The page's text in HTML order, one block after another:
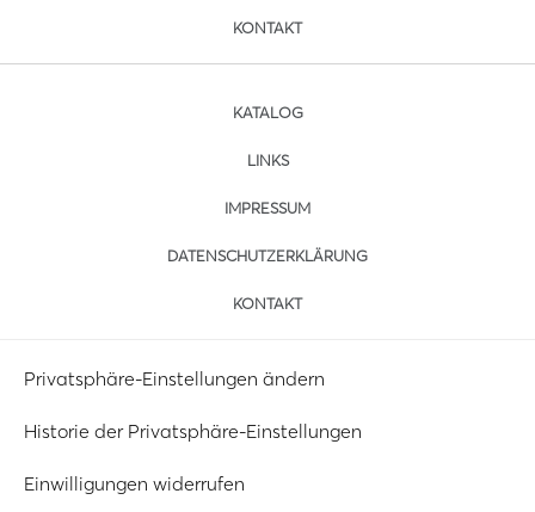
KONTAKT
KATALOG
LINKS
IMPRESSUM
DATENSCHUTZERKLÄRUNG
KONTAKT
Privatsphäre-Einstellungen ändern
Historie der Privatsphäre-Einstellungen
Einwilligungen widerrufen